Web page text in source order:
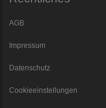
AGB
Impressum
Datenschutz
Cookieeinstellungen